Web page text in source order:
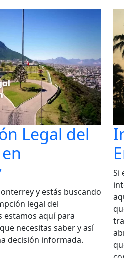
Legal del
y estás buscando
legal del
estamos aquí para
necesitas saber y así
decisión informada.
Si